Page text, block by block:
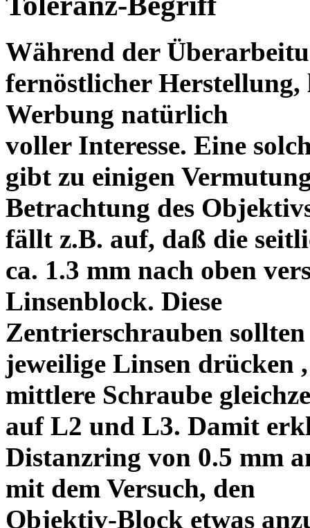
Während der
fernöstlicher Herstellung,
Werbung natürlich
voller Interesse. Eine
gibt zu einigen
Betrachtung des
fällt z.B. auf, daß die
ca. 1.3 mm nach oben
Linsenblock. Diese
Zentrierschrauben
jeweilige Linsen drücken
mittlere Schraube
auf L2 und L3. Damit
Distanzring von 0.5 mm
mit dem Versuch, den
Objektiv-Block etwas